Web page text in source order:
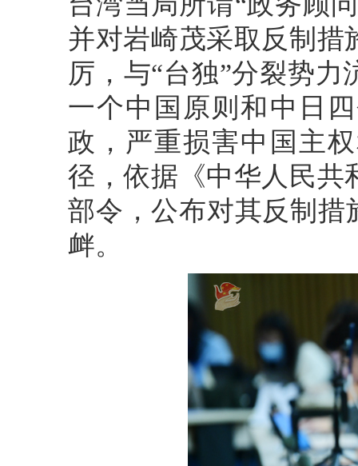
并对岩崎茂采取反制措
厉，与“台独”分裂势
一个中国原则和中日
政，严重损害中国主
径，依据《中华人民共
部令，公布对其反制措
衅。